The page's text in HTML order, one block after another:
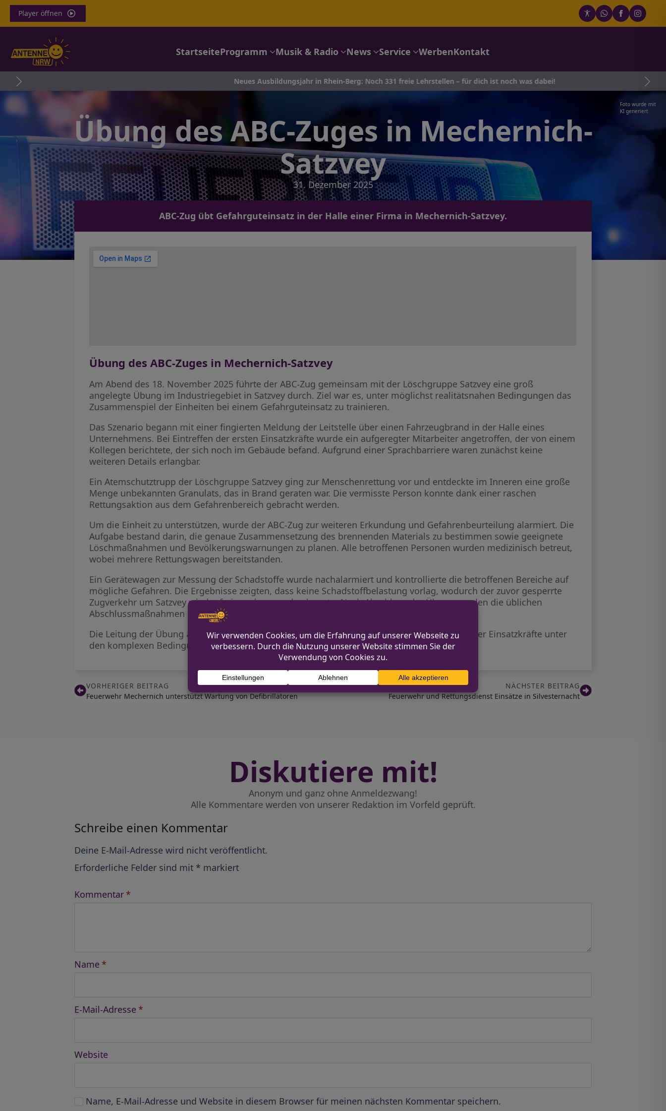
Player öffnen
StartseiteProgramm Musik & Radio News Service WerbenKontakt
Neues Ausbildungsjahr in Rhein-Berg: Noch 331 freie Lehrstellen – für dich ist noch was dabei!
Foto wurde mit
KI generiert
Übung des ABC-Zuges in Mechernich-
Satzvey
31. Dezember 2025
ABC-Zug übt Gefahrguteinsatz in der Halle einer Firma in Mechernich-Satzvey.
Übung des ABC-Zuges in Mechernich-Satzvey
Am Abend des 18. November 2025 führte der ABC-Zug gemeinsam mit der Löschgruppe Satzvey eine groß
angelegte Übung im Industriegebiet in Satzvey durch. Ziel war es, unter möglichst realitätsnahen Bedingungen das
Zusammenspiel der Einheiten bei einem Gefahrguteinsatz zu trainieren.
Das Szenario begann mit einer fingierten Meldung der Leitstelle über einen Fahrzeugbrand in der Halle eines
Unternehmens. Bei Eintreffen der ersten Einsatzkräfte wurde ein aufgeregter Mitarbeiter angetroffen, der von einem
Kollegen berichtete, der sich noch im Gebäude befand. Aufgrund einer Sprachbarriere waren zunächst keine
weiteren Details erlangbar.
Ein Atemschutztrupp der Löschgruppe Satzvey ging zur Menschenrettung vor und entdeckte im Inneren eine große
Menge unbekannten Granulats, das in Brand geraten war. Die vermisste Person konnte dank einer raschen
Rettungsaktion aus dem Gefahrenbereich gebracht werden.
Um die Einheit zu unterstützen, wurde der ABC-Zug zur weiteren Erkundung und Gefahrenbeurteilung alarmiert. Die
Aufgabe bestand darin, die genaue Zusammensetzung des brennenden Materials zu bestimmen sowie geeignete
Löschmaßnahmen und Bevölkerungswarnungen zu planen. Alle betroffenen Personen wurden medizinisch betreut,
wobei mehrere Rettungswagen bereitstanden.
Ein Gerätewagen zur Messung der Schadstoffe wurde nachalarmiert und kontrollierte die betroffenen Bereiche auf
mögliche Gefahren. Die Ergebnisse zeigten, dass keine Schadstoffbelastung vorlag, wodurch der zuvor gesperrte
Zugverkehr um Satzvey wieder freigegeben werden konnte. Nach Abschluss der Übung wurden die üblichen
Abschlussmaßnahmen getroffen.
Die Leitung der Übung äußerte sich positiv über die Zusammenarbeit und die Performance der Einsatzkräfte unter
den komplexen Bedingungen des Szenarios.
VORHERIGER BEITRAG
Feuerwehr Mechernich unterstützt Wartung von Defibrillatoren
NÄCHSTER BEITRAG
Feuerwehr und Rettungsdienst Einsätze in Silvesternacht
Diskutiere mit!
Anonym und ganz ohne Anmeldezwang!
Alle Kommentare werden von unserer Redaktion im Vorfeld geprüft.
Schreibe einen Kommentar
Deine E-Mail-Adresse wird nicht veröffentlicht.
Erforderliche Felder sind mit * markiert
Kommentar *
Name *
E-Mail-Adresse *
Website
Name, E-Mail-Adresse und Website in diesem Browser für meinen nächsten Kommentar speichern.